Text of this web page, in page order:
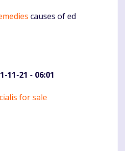
causes of ed
11-21 - 06:01
cialis for sale